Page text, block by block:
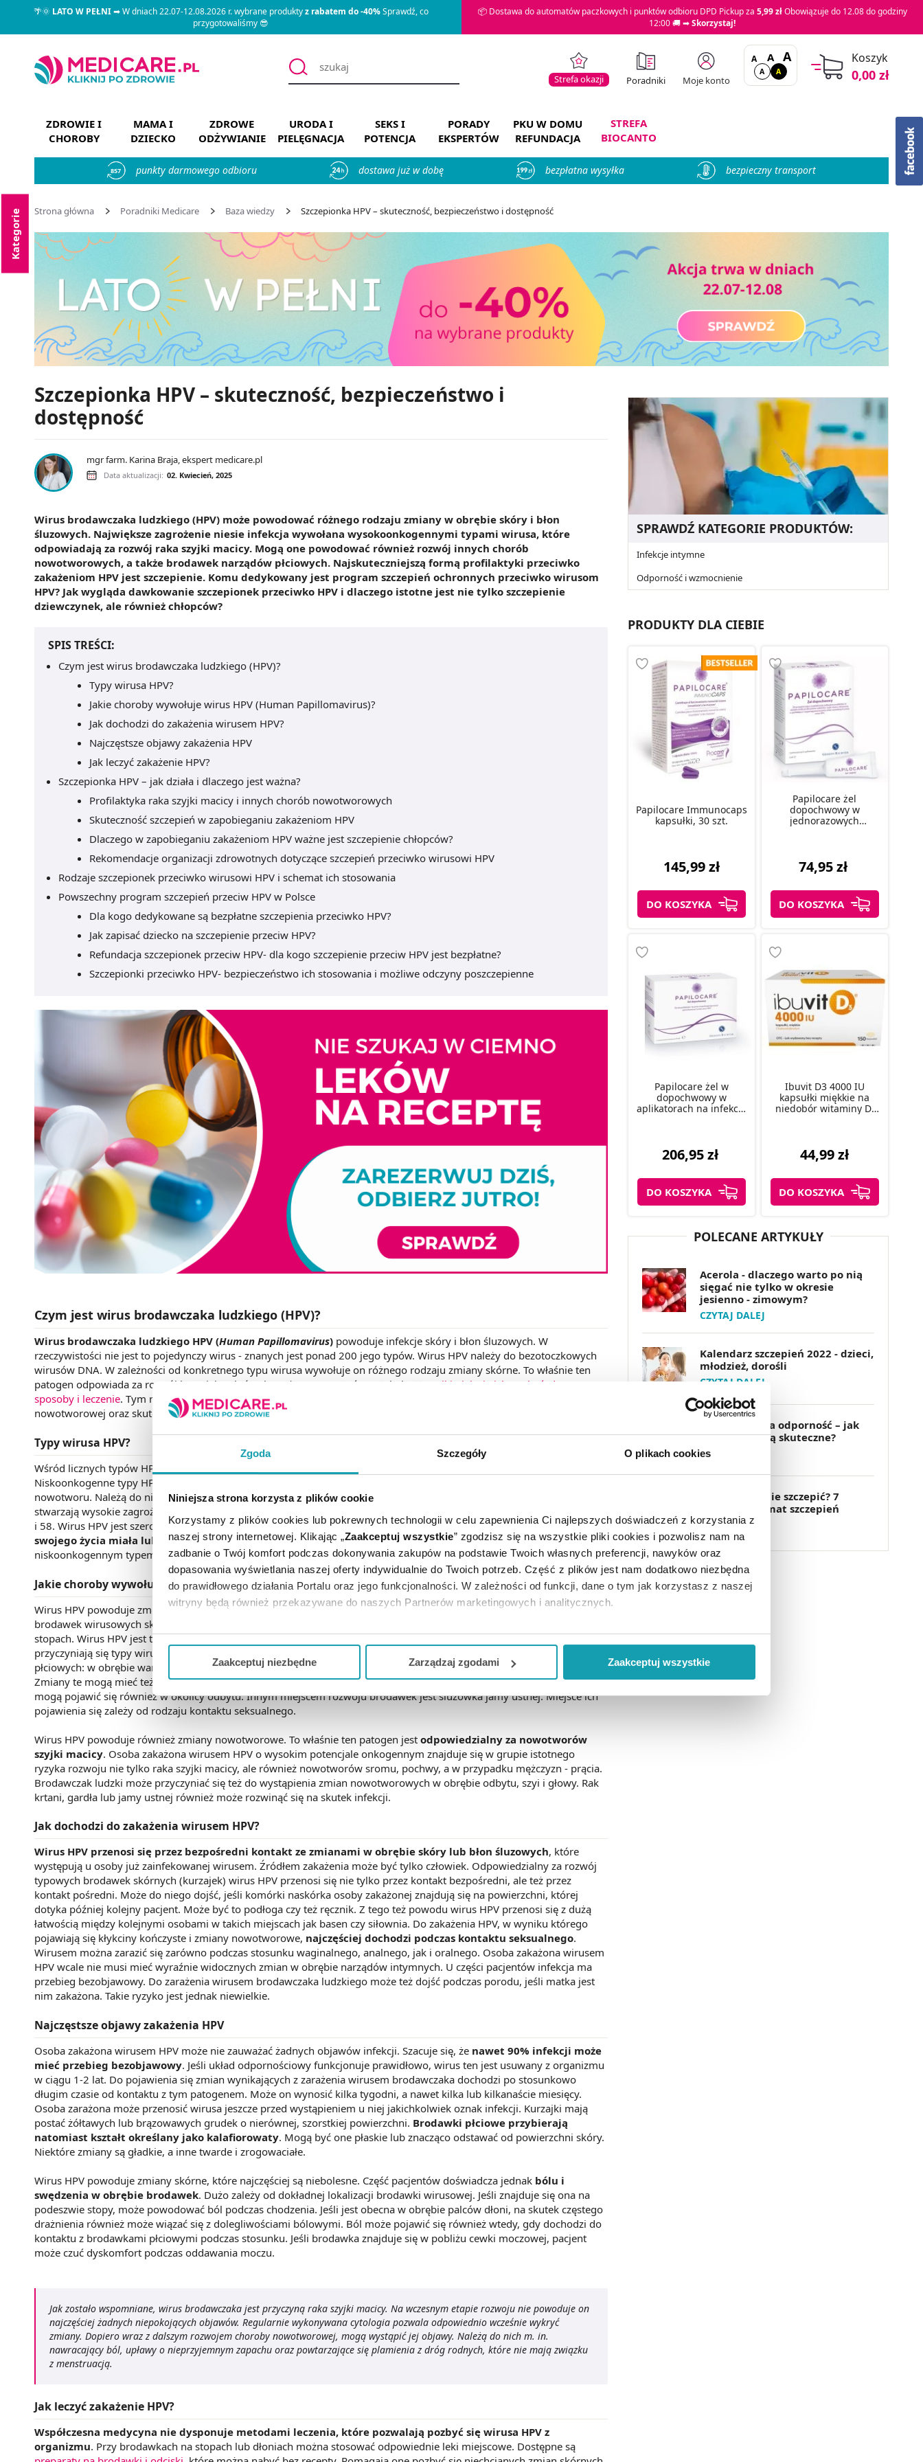
Zgoda Szczegóły O plikach cookies
Niniejsza strona korzysta z plików cookie
Korzystamy z plików cookies lub pokrewnych technologii w celu zapewnienia Ci najlepszych doświadczeń z korzystania z
naszej strony internetowej. Klikając „Zaakceptuj wszystkie” zgodzisz się na wszystkie pliki cookies i pozwolisz nam na
zadbanie o Twój komfort podczas dokonywania zakupów na podstawie Twoich własnych preferencji, nawyków oraz
dopasowania wyświetlania naszej oferty indywidualnie do Twoich potrzeb. Część z plików jest nam dodatkowo niezbędna
do prawidłowego działania Portalu oraz jego funkcjonalności. W zależności od funkcji, dane o tym jak korzystasz z naszej
witryny będą również przekazywane do naszych Partnerów marketingowych i analitycznych.
Jeżeli chcesz dostosować swoją zgodę i wybrać tylko niektóre dodatkowe funkcje, z którymi wiąże się zbieranie danych o
Ciebie danych, które nie są niezbędne dla funkcjonowania Strony. Będzie się to jednak wiązało z brakiem dostępu do
wszystkich funkcjonalności Strony.
Zaakceptuj niezbędne Zarządzaj zgodami Zaakceptuj wszystkie
🌴🌞LATO W PEŁNI➡ W dniach 22.07-12.08.2026 r. wybrane produktyz rabatem do -40%Sprawdź, co
przygotowaliśmy 😎
📦 Dostawa do automatów paczkowych i punktów odbioru DPD Pickup za 5,99 złObowiązuje do 12.08 do godziny
12:00 🚚 ➡Skorzystaj!
Strefa okazji Poradniki Moje konto
A A A
A A
Koszyk
0,00 zł
ZDROWIE I
CHOROBY
MAMA I
DZIECKO
ZDROWE
ODŻYWIANIE
URODA I
PIELĘGNACJA
SEKS I
POTENCJA
PORADY
EKSPERTÓW
PKU W DOMU
REFUNDACJA
STREFA
BIOCANTO
857 punkty darmowego odbioru dostawa już w dobę bezpłatna wysyłka bezpieczny transport
Strona główna Poradniki Medicare Baza wiedzy Szczepionka HPV – skuteczność, bezpieczeństwo i dostępność
Kategorie
Szczepionka HPV – skuteczność, bezpieczeństwo i
dostępność
mgr farm. Karina Braja, ekspert medicare.pl
Data aktualizacji: 02. Kwiecień, 2025
Wirus brodawczaka ludzkiego (HPV) może powodować różnego rodzaju zmiany w obrębie skóry i błon
śluzowych. Największe zagrożenie niesie infekcja wywołana wysokoonkogennymi typami wirusa, które
odpowiadają za rozwój raka szyjki macicy. Mogą one powodować również rozwój innych chorób
nowotworowych, a także brodawek narządów płciowych. Najskuteczniejszą formą profilaktyki przeciwko
zakażeniom HPV jest szczepienie. Komu dedykowany jest program szczepień ochronnych przeciwko wirusom
HPV? Jak wygląda dawkowanie szczepionek przeciwko HPV i dlaczego istotne jest nie tylko szczepienie
dziewczynek, ale również chłopców?
SPIS TREŚCI:
Czym jest wirus brodawczaka ludzkiego (HPV)?
Typy wirusa HPV?
Jakie choroby wywołuje wirus HPV (Human Papillomavirus)?
Jak dochodzi do zakażenia wirusem HPV?
Najczęstsze objawy zakażenia HPV
Jak leczyć zakażenie HPV?
Szczepionka HPV – jak działa i dlaczego jest ważna?
Profilaktyka raka szyjki macicy i innych chorób nowotworowych
Skuteczność szczepień w zapobieganiu zakażeniom HPV
Dlaczego w zapobieganiu zakażeniom HPV ważne jest szczepienie chłopców?
Rekomendacje organizacji zdrowotnych dotyczące szczepień przeciwko wirusowi HPV
Rodzaje szczepionek przeciwko wirusowi HPV i schemat ich stosowania
Powszechny program szczepień przeciw HPV w Polsce
Dla kogo dedykowane są bezpłatne szczepienia przeciwko HPV?
Jak zapisać dziecko na szczepienie przeciw HPV?
Refundacja szczepionek przeciw HPV- dla kogo szczepienie przeciw HPV jest bezpłatne?
Szczepionki przeciwko HPV- bezpieczeństwo ich stosowania i możliwe odczyny poszczepienne
Czym jest wirus brodawczaka ludzkiego (HPV)?
Wirus brodawczaka ludzkiego HPV (Human Papillomavirus) powoduje infekcje skóry i błon śluzowych. W
rzeczywistości nie jest to pojedynczy wirus - znanych jest ponad 200 jego typów. Wirus HPV należy do bezotoczkowych
wirusów DNA. W zależności od konkretnego typu wirusa wywołuje on różnego rodzaju zmiany skórne. To właśnie ten
patogen odpowiada za rozwój kurzajek, o których można przeczytać w artykule:
Kurzajki - jak się ich pozbyć, domowe
sposoby i leczenie. Tym razem bliżej przyjrzymy się zakażeniom HPV prowadzącym do pojawienia się choroby
nowotworowej oraz skutecznym metodom ich zapobiegania.
Typy wirusa HPV?
Wśród licznych typów HPV znajdują się zarówno
Niskoonkogenne typy HPV to ta grupa wirusów brodawczaka ludzkiego, która niesie ze sobą niskie ryzyko rozwoju
nowotworu. Należą do nich np. typy 6, 11, 43, 54 czy 72. Wysokoonkogenne typy HPV to natomiast te patogeny, które
stwarzają wysokie zagrożenie wystąpienia choroby nowotworowej. Do tej grupy należą m. in. typy 16, 18, 31, 33, 45, 52
i 58. Wirus HPV jest szeroko rozpowszechniony w społeczeństwie.Niemalże każda osoba w którymś momencie
swojego życia miała lub będzie miała styczność z tym patogenem. Najczęściej jednak dochodzi do zakażenia
niskoonkogennym typem wirusa HPV.
Jakie choroby wywołuje wirus HPV (Human Papillomavirus)?
Wirus HPV powoduje zmiany w obrębie skóry i błon śluzowych. Niskoonkogenne typy HPV odpowiadają za rozwój
brodawek wirusowych skóry, które potocznie określane są jako kurzajki. Najczęściej pojawiają się ona na dłoniach i
stopach. Wirus HPV jest też przyczynąbrodawek płciowych - kłykcin kończystych. Do ich wystąpienia zazwyczaj
przyczyniają się typy wirusa HPV 6 i 11. Brodawki płciowe, jak sama nazwa wskazuje, lokalizują się w okolicy narządów
płciowych: w obrębie warg sromowych i w pobliżu wejścia do pochwy u kobiet oraz w obrębie prącia u mężczyzn.
Zmiany te mogą mieć też inne umiejscowienie (np. pachwiny), choć zdarza się to stosunkowo rzadko. Kłykciny kończyste
mogą pojawić się również w okolicy odbytu. Innym miejscem rozwoju brodawek jest śluzówka jamy ustnej. Miejsce ich
pojawienia się zależy od rodzaju kontaktu seksualnego.
Wirus HPV powoduje również zmiany nowotworowe. To właśnie ten patogen jest odpowiedzialny za nowotworów
szyjki macicy. Osoba zakażona wirusem HPV o wysokim potencjale onkogennym znajduje się w grupie istotnego
ryzyka rozwoju nie tylko raka szyjki macicy, ale również nowotworów sromu, pochwy, a w przypadku mężczyzn - prącia.
Brodawczak ludzki może przyczyniać się też do wystąpienia zmian nowotworowych w obrębie odbytu, szyi i głowy. Rak
krtani, gardła lub jamy ustnej również może rozwinąć się na skutek infekcji.
Jak dochodzi do zakażenia wirusem HPV?
Wirus HPV przenosi się przez bezpośredni kontakt ze zmianami w obrębie skóry lub błon śluzowych, które
występują u osoby już zainfekowanej wirusem. Źródłem zakażenia może być tylko człowiek. Odpowiedzialny za rozwój
typowych brodawek skórnych (kurzajek) wirus HPV przenosi się nie tylko przez kontakt bezpośredni, ale też przez
kontakt pośredni. Może do niego dojść, jeśli komórki naskórka osoby zakażonej znajdują się na powierzchni, której
dotyka później kolejny pacjent. Może być to podłoga czy też ręcznik. Z tego też powodu wirus HPV przenosi się z dużą
łatwością między kolejnymi osobami w takich miejscach jak basen czy siłownia. Do zakażenia HPV, w wyniku którego
pojawiają się kłykciny kończyste i zmiany nowotworowe, najczęściej dochodzi podczas kontaktu seksualnego.
Wirusem można zarazić się zarówno podczas stosunku waginalnego, analnego, jak i oralnego. Osoba zakażona wirusem
HPV wcale nie musi mieć wyraźnie widocznych zmian w obrębie narządów intymnych. U części pacjentów infekcja ma
przebieg bezobjawowy. Do zarażenia wirusem brodawczaka ludzkiego może też dojść podczas porodu, jeśli matka jest
nim zakażona. Takie ryzyko jest jednak niewielkie.
Najczęstsze objawy zakażenia HPV
Osoba zakażona wirusem HPV może nie zauważać żadnych objawów infekcji. Szacuje się, że nawet 90% infekcji może
mieć przebieg bezobjawowy. Jeśli układ odpornościowy funkcjonuje prawidłowo, wirus ten jest usuwany z organizmu
w ciągu 1-2 lat. Do pojawienia się zmian wynikających z zarażenia wirusem brodawczaka dochodzi po stosunkowo
długim czasie od kontaktu z tym patogenem. Może on wynosić kilka tygodni, a nawet kilka lub kilkanaście miesięcy.
Osoba zarażona może przenosić wirusa jeszcze przed wystąpieniem u niej jakichkolwiek oznak infekcji. Kurzajki mają
postać żółtawych lub brązowawych grudek o nierównej, szorstkiej powierzchni. Brodawki płciowe przybierają
natomiast kształt określany jako kalafiorowaty. Mogą być one płaskie lub znacząco odstawać od powierzchni skóry.
Niektóre zmiany są gładkie, a inne twarde i zrogowaciałe.
Wirus HPV powoduje zmiany skórne, które najczęściej są niebolesne. Część pacjentów doświadcza jednak bólu i
swędzenia w obrębie brodawek. Dużo zależy od dokładnej lokalizacji brodawki wirusowej. Jeśli znajduje się ona na
podeszwie stopy, może powodować ból podczas chodzenia. Jeśli jest obecna w obrębie palców dłoni, na skutek częstego
drażnienia również może wiązać się z dolegliwościami bólowymi. Ból może pojawić się również wtedy, gdy dochodzi do
kontaktu z brodawkami płciowymi podczas stosunku. Jeśli brodawka znajduje się w pobliżu cewki moczowej, pacjent
może czuć dyskomfort podczas oddawania moczu.
Jak zostało wspomniane, wirus brodawczaka jest przyczyną raka szyjki macicy. Na wczesnym etapie rozwoju nie powoduje on
najczęściej żadnych niepokojących objawów. Regularnie wykonywana cytologia pozwala odpowiednio wcześnie wykryć
zmiany. Dopiero wraz z dalszym rozwojem choroby nowotworowej, mogą wystąpić jej objawy. Należą do nich m. in.
nawracający ból, upławy o nieprzyjemnym zapachu oraz powtarzające się plamienia z dróg rodnych, które nie mają związku
z menstruacją.
Jak leczyć zakażenie HPV?
Współczesna medycyna nie dysponuje metodami leczenia, które pozwalają pozbyć się wirusa HPV z
organizmu. Przy brodawkach na stopach lub dłoniach można stosować odpowiednie leki miejscowe. Dostępne są
SPRAWDŹ KATEGORIE PRODUKTÓW:
Infekcje intymne
Odporność i wzmocnienie
PRODUKTY DLA CIEBIE
Papilocare Immunocaps
kapsułki, 30 szt.
145,99 zł
DO KOSZYKA
Papilocare żel
dopochwowy w
jednorazowych
74,95 zł
DO KOSZYKA
Papilocare żel w
dopochwowy w
aplikatorach na infekcje
206,95 zł
DO KOSZYKA
Ibuvit D3 4000 IU
kapsułki miękkie na
niedobór witaminy D,
44,99 zł
DO KOSZYKA
POLECANE ARTYKUŁY
Acerola - dlaczego warto po nią
sięgać nie tylko w okresie
jesienno - zimowym?
CZYTAJ DALEJ
Kalendarz szczepień 2022 - dzieci,
młodzież, dorośli
CZYTAJ DALEJ
Szczepionki na odporność – jak
działają, czy są skuteczne?
CZYTAJ DALEJ
Szczepić czy nie szczepić? 7
faktów na temat szczepień
CZYTAJ DALEJ